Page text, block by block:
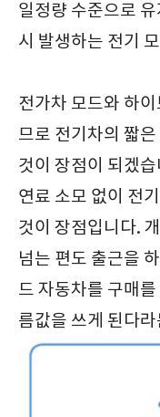
일정량 수준으로
시 발생하는 전기
전가차 모드와 하
므로 전기차의 짧
것이 장점이 되겠
연료 소모 없이 전
것이 장점입니다.
넘는 편도 출근을
드 자동차를 구매
름값을 쓰게 된다